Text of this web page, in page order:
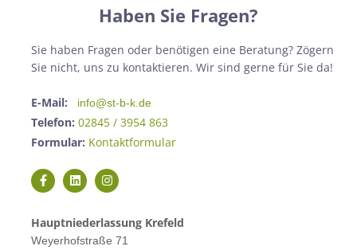
Haben Sie Fragen?
Sie haben Fragen oder benötigen eine Beratung? Zögern
Sie nicht, uns zu kontaktieren. Wir sind gerne für Sie da!
E-Mail: info@st-b-k.de
Telefon: 02845 / 3954 863
Formular: Kontaktformular
Hauptniederlassung Krefeld
Weyerhofstraße 71